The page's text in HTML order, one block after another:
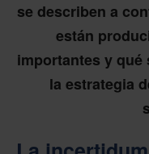
se describen a
están
importantes y
la estrategia